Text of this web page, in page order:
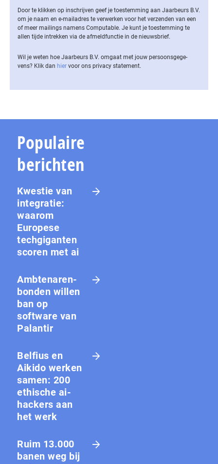
Door te klikken op inschrijven geef je toestemming aan Jaarbeurs B.V.
om je naam en e-mailadres te verwerken voor het verzenden van een
of meer mailings namens Computable. Je kunt je toestemming te
allen tijde intrekken via de af­meld­func­tie in de nieuwsbrief.
Wil je weten hoe Jaarbeurs B.V. omgaat met jouw per­soons­ge­ge­
vens? Klik dan hier voor ons privacy statement.
Populaire
berichten
Kwestie van
integratie:
waarom
Europese
techgiganten
scoren met ai
Amb­te­na­ren­
bon­den willen
ban op
software van
Palantir
Belfius en
Aikido werken
samen: 200
ethische ai-
hackers aan
het werk
Ruim 13.000
banen weg bij